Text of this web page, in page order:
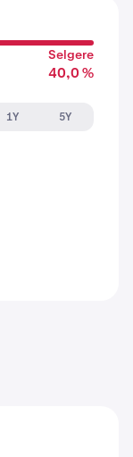
Selgere
40,0 %
1Y
5Y